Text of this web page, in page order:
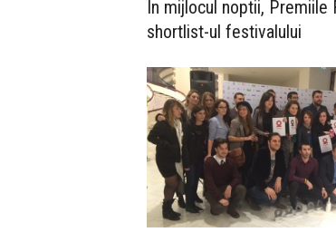
In mijlocul noptii, Premiile
shortlist-ul festivalului